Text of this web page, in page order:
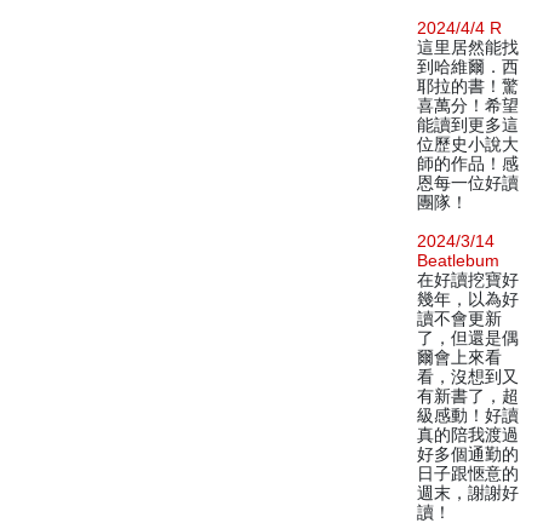
2024/4/4 R
這里居然能找
到哈維爾．西
耶拉的書！驚
喜萬分！希望
能讀到更多這
位歷史小說大
師的作品！感
恩每一位好讀
團隊！
2024/3/14
Beatlebum
在好讀挖寶好
幾年，以為好
讀不會更新
了，但還是偶
爾會上來看
看，沒想到又
有新書了，超
級感動！好讀
真的陪我渡過
好多個通勤的
日子跟愜意的
週末，謝謝好
讀！